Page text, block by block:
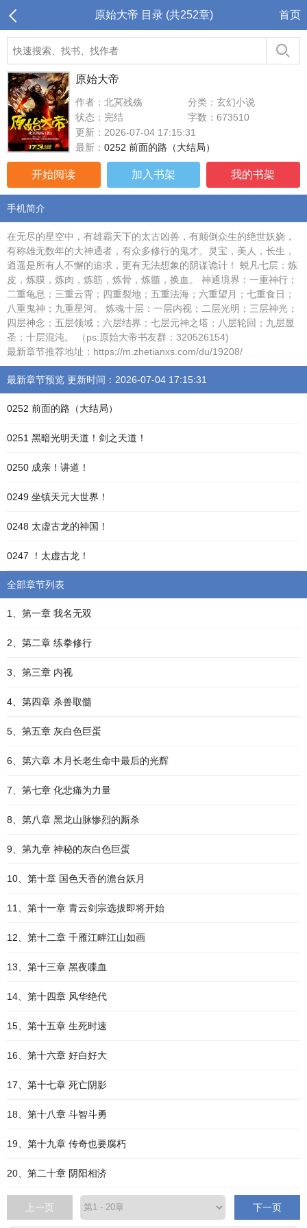
原始大帝 目录 (共252章) 首页
原始大帝
作者：北冥残殇
分类：玄幻小说
状态：完结
字数：673510
更新：2026-07-04 17:15:31
最新： 0252 前面的路（大结局）
开始阅读 加入书架 我的书架
手机简介
在无尽的星空中，有雄霸天下的太古凶兽，有颠倒众生的绝世妖娆，
有称雄无数年的大神通者，有众多修行的鬼才。灵宝，美人，长生，
逍遥是所有人不懈的追求，更有无法想象的阴谋诡计！ 蜕凡七层：炼
皮，炼膜，炼肉，炼筋，炼骨，炼髓，换血。 神通境界：一重神行；
二重龟息；三重云霄；四重裂地；五重法海；六重望月；七重食日；
八重鬼神；九重星河。 炼魂十层：一层内视；二层光明；三层神光；
四层神念；五层领域；六层结界；七层元神之塔；八层轮回；九层显
圣；十层混沌。 （ps:原始大帝书友群：320526154)
最新章节推荐地址：https://m.zhetianxs.com/du/19208/
最新章节预览 更新时间：2026-07-04 17:15:31
0252 前面的路（大结局）
0251 黑暗光明天道！剑之天道！
0250 成亲！讲道！
0249 坐镇天元大世界！
0248 太虚古龙的神国！
0247 ！太虚古龙！
全部章节列表
1、第一章 我名无双
2、第二章 练拳修行
3、第三章 内视
4、第四章 杀兽取髓
5、第五章 灰白色巨蛋
6、第六章 木月长老生命中最后的光辉
7、第七章 化悲痛为力量
8、第八章 黑龙山脉惨烈的厮杀
9、第九章 神秘的灰白色巨蛋
10、第十章 国色天香的澹台妖月
11、第十一章 青云剑宗选拔即将开始
12、第十二章 千雁江畔江山如画
13、第十三章 黑夜喋血
14、第十四章 风华绝代
15、第十五章 生死时速
16、第十六章 好白好大
17、第十七章 死亡阴影
18、第十八章 斗智斗勇
19、第十九章 传奇也要腐朽
20、第二十章 阴阳相济
上一页 下一页